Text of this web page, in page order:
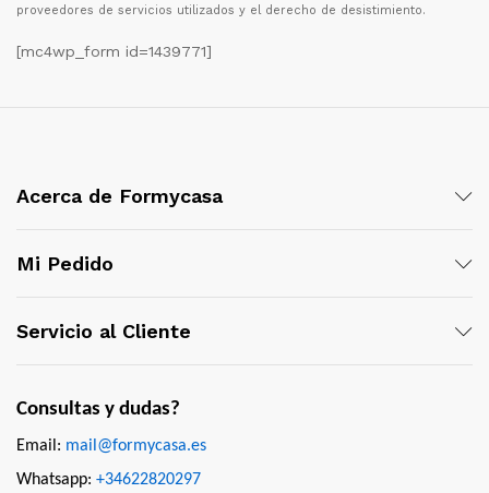
proveedores de servicios utilizados y el derecho de desistimiento.
[mc4wp_form id=1439771]
Acerca de Formycasa
Mi Pedido
Servicio al Cliente
Consultas y dudas?
Email: mail@formycasa.es
Whatsapp: +34622820297